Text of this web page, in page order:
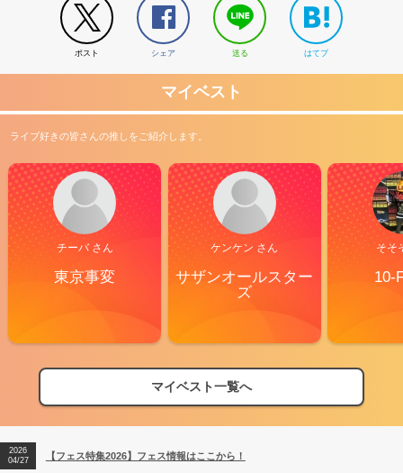
ポスト シェア 送る はてブ
マイベスト
ライブ好きの皆さんの推しをご紹介します。
チーバ さん
東京事変
ケンケン さん
サザンオールスター
ズ
そそ
10-
マイベスト一覧へ
【フェス特集2026】フェス情報はここから！
【ライブ動員ランキング】2026年上半期編発表！
2026
04/27
【フェス特集2026】フェス情報はここから！